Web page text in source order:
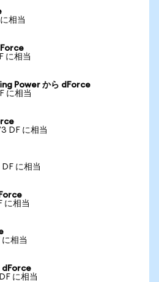
相当
に相当
Power から dForce
に相当
DF に相当
に相当
に相当
に相当
dForce
に相当